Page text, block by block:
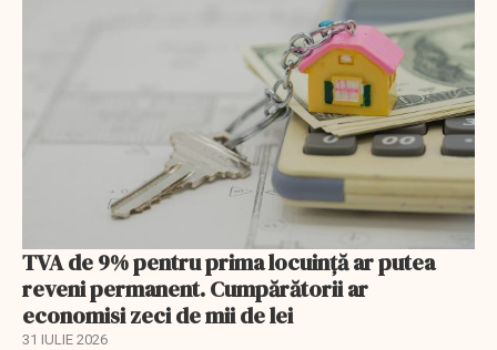
TVA de 9% pentru prima locuință ar putea
reveni permanent. Cumpărătorii ar
economisi zeci de mii de lei
31 IULIE 2026